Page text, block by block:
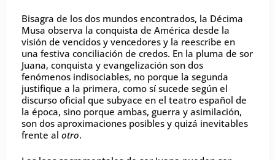
Bisagra de los dos mundos encontrados, la Décima
Musa observa la conquista de América desde la
visión de vencidos y vencedores y la reescribe en
una festiva conciliación de credos. En la pluma de sor
Juana, conquista y evangelización son dos
fenómenos indisociables, no porque la segunda
justifique a la primera, como sí sucede según el
discurso oficial que subyace en el teatro español de
la época, sino porque ambas, guerra y asimilación,
son dos aproximaciones posibles y quizá inevitables
frente al otro.